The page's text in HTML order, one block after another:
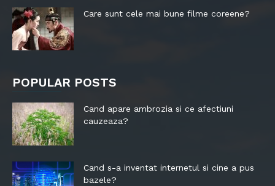
Care sunt cele mai bune filme coreene?
POPULAR POSTS
Cand apare ambrozia si ce afectiuni
cauzeaza?
Cand s-a inventat internetul si cine a pus
bazele?